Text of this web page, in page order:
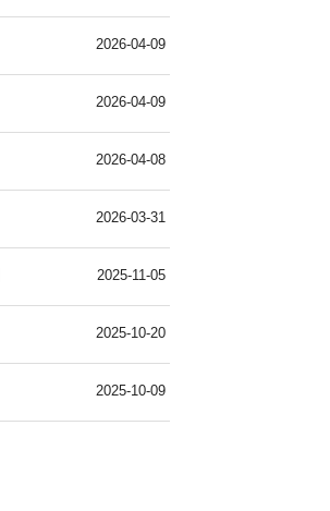
2026-04-09
2026-04-09
2026-04-08
2026-03-31
2025-11-05
2025-10-20
2025-10-09